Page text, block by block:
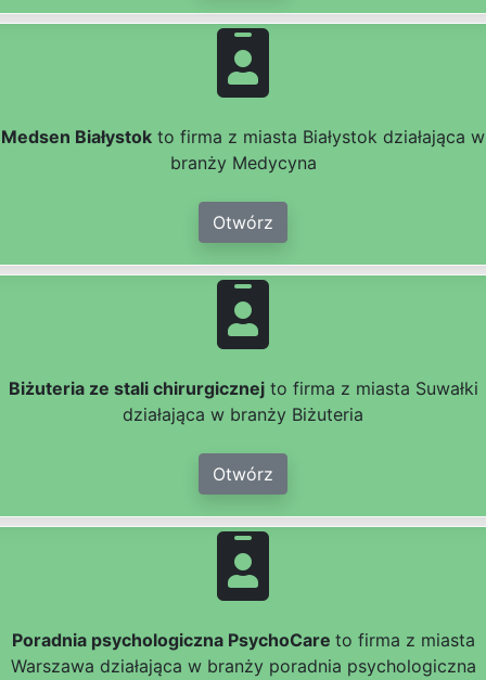
Medsen Białystok to firma z miasta Białystok działająca w
branży Medycyna
Otwórz
Biżuteria ze stali chirurgicznejto firma z miasta Suwałki
działająca w branży Biżuteria
Otwórz
Poradnia psychologiczna PsychoCare to firma z miasta
Warszawa działająca w branży poradnia psychologiczna